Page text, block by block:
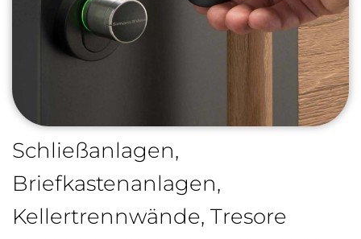
Schließanlagen,
Briefkastenanlagen,
Kellertrennwände, Tresore